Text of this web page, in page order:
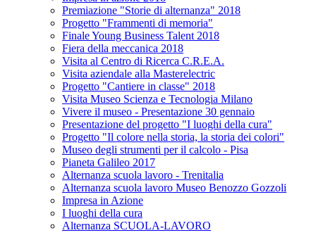
Premiazione "Storie di alternanza" 2018
Progetto "Frammenti di memoria"
Finale Young Business Talent 2018
Fiera della meccanica 2018
Visita al Centro di Ricerca C.R.E.A.
Visita aziendale alla Masterelectric
Progetto "Cantiere in classe" 2018
Visita Museo Scienza e Tecnologia Milano
Vivere il museo - Presentazione 30 gennaio
Presentazione del progetto "I luoghi della cura"
Progetto "Il colore nella storia, la storia dei colori"
Museo degli strumenti per il calcolo - Pisa
Pianeta Galileo 2017
Alternanza scuola lavoro - Trenitalia
Alternanza scuola lavoro Museo Benozzo Gozzoli
Impresa in Azione
I luoghi della cura
Alternanza SCUOLA-LAVORO